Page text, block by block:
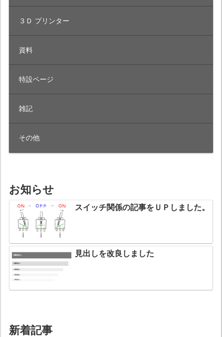
３Ｄ プリンター
資料
特設ページ
雑記
その他
お知らせ
スイッチ関係の記事をＵＰしました。
見出しを改良しました
新着記事